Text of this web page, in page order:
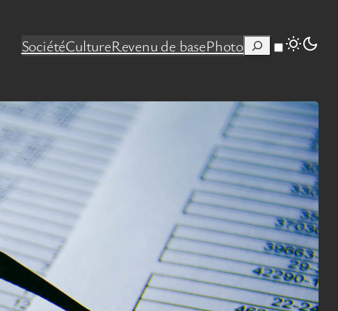
SociétéCultureRevenu de basePhotoRechercher